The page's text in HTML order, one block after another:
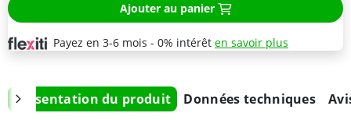
Ajouter au panier
Payez en 3-6 mois - 0% intérêt en savoir plus
Présentation du produit Données techniques